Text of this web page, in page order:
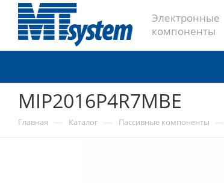
Электронные
компоненты
MIP2016P4R7MBE
Главная — Каталог — Пассивные компоненты —